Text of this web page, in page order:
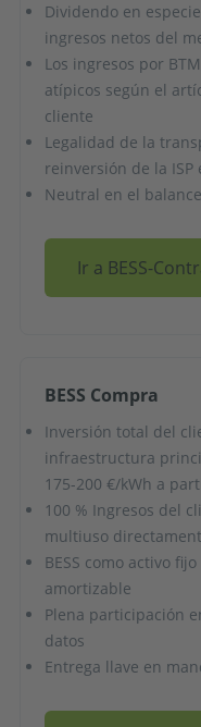
Dividendo en especie
ingresos netos del
Los ingresos por
atípicos según el
cliente
Legalidad de la
reinversión de la
Neutral en el
Ir a BESS-
BESS Compra
Inversión total del
infraestructura
175-200 €/kWh a
100 % Ingresos del
multiuso
BESS como activo
amortizable
Plena participación
datos
Entrega llave en